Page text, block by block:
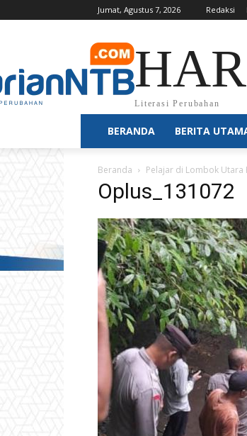
Jumat, Agustus 7, 2026 Redaksi
Literasi Perubahan
BERANDA BERITA
Beranda Pelajar di Lombok Utara
Oplus_131072